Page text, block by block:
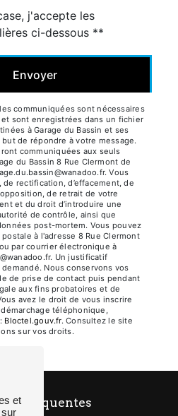
j'accepte les
ci-dessous **
Envoyer
communiquées sont nécessaires
sont enregistrées dans un fichier
à Garage du Bassin et ses
de répondre à votre message.
communiquées aux seuls
du Bassin 8 Rue Clermont de
Vous
de rectification, d’effacement, de
de retrait de votre
et du droit d’introduire une
de contrôle, ainsi que
post-mortem. Vous pouvez
à l'adresse 8 Rue Clermont
par courrier électronique à
Un justificatif
Nous conservons vos
de prise de contact puis pendant
aux fins probatoires et de
avez le droit de vous inscrire
téléphonique,
Bloctel.gouv.fr. Consultez le site
sur vos droits.
fréquentes
et